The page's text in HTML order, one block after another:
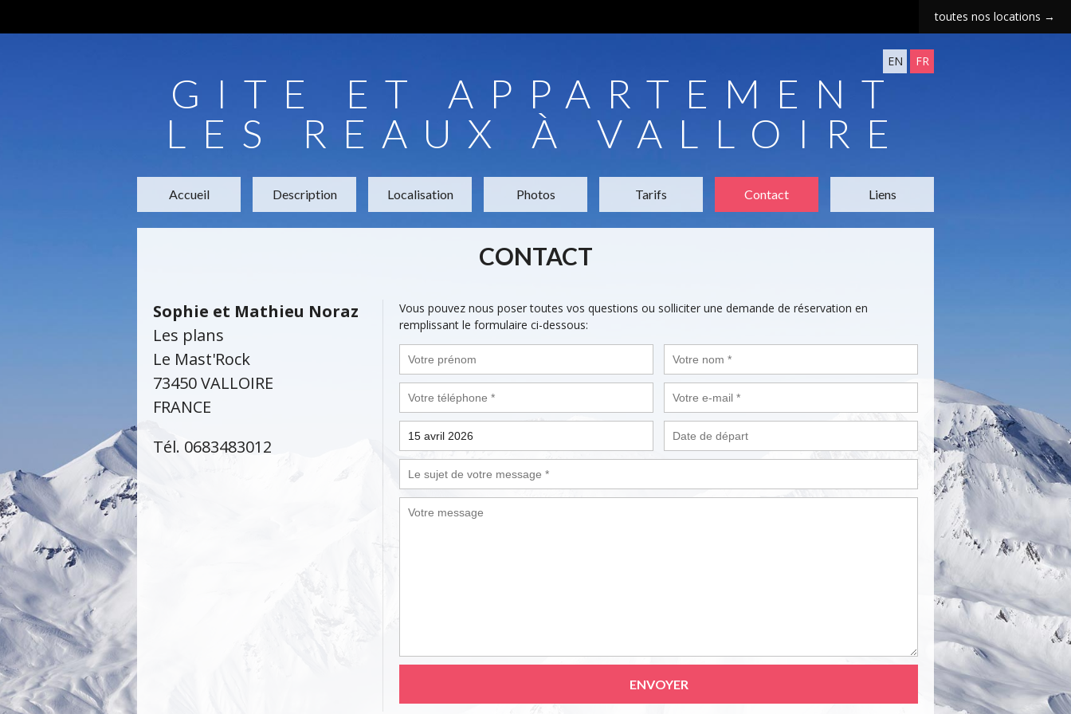
toutes nos locations →
GITE ET APPARTEMENT
LES REAUX À VALLOIRE
EN FR
Accueil Description Localisation Photos Tarifs Contact Liens
CONTACT
Sophie et Mathieu Noraz
Les plans
Le Mast'Rock
73450 VALLOIRE
FRANCE
Tél. 0683483012
Vous pouvez nous poser toutes vos questions ou solliciter une demande de réservation en
remplissant le formulaire ci-dessous:
ENVOYER